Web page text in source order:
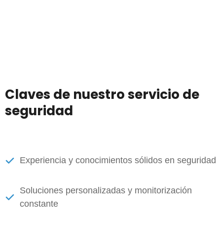
Claves de nuestro servicio de
seguridad
Experiencia y conocimientos sólidos en seguridad
Soluciones personalizadas y monitorización
constante